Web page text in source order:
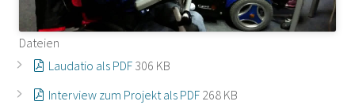
Dateien
Laudatio als PDF 306 KB
Interview zum Projekt als PDF 268 KB